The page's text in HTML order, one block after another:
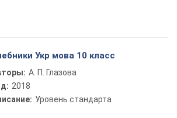
Укр мова 10 класс
А. П. Глазова
2018
Уровень стандарта